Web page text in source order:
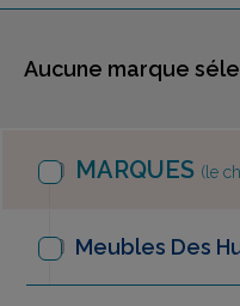
Aucune marque
MARQUES (le
Meubles Des